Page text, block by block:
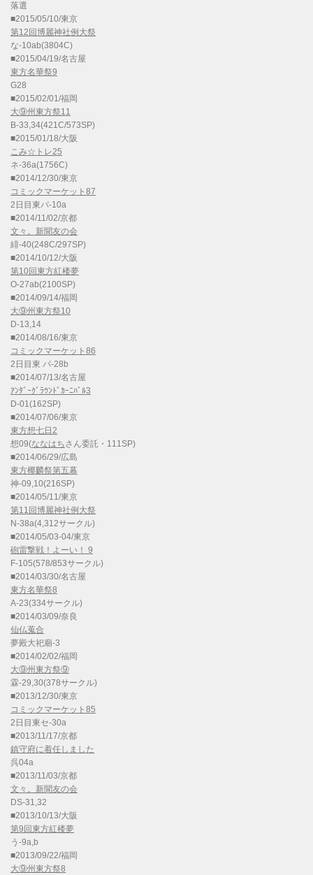
落選
■2015/05/10/東京
第12回博麗神社例大祭
な-10ab(3804C)
■2015/04/19/名古屋
東方名華祭9
G28
■2015/02/01/福岡
大⑨州東方祭11
B-33,34(421C/573SP)
■2015/01/18/大阪
こみ☆トレ25
ネ-36a(1756C)
■2014/12/30/東京
コミックマーケット87
2日目東パ-10a
■2014/11/02/京都
文々。新聞友の会
緋-40(248C/297SP)
■2014/10/12/大阪
第10回東方紅楼夢
O-27ab(2100SP)
■2014/09/14/福岡
大⑨州東方祭10
D-13,14
■2014/08/16/東京
コミックマーケット86
2日目東 パ-28b
■2014/07/13/名古屋
ｱﾝﾀﾞｰｸﾞﾗｳﾝﾄﾞｶｰﾆﾊﾞﾙ3
D-01(162SP)
■2014/07/06/東京
東方想七日2
想09(ななはちさん委託・111SP)
■2014/06/29/広島
東方椰麟祭第五幕
神-09,10(216SP)
■2014/05/11/東京
第11回博麗神社例大祭
N-38a(4,312サークル)
■2014/05/03-04/東京
砲雷撃戦！よーい！ 9
F-105(578/853サークル)
■2014/03/30/名古屋
東方名華祭8
A-23(334サークル)
■2014/03/09/奈良
仙仏蒐合
夢殿大祀廟-3
■2014/02/02/福岡
大⑨州東方祭⑨
霖-29,30(378サークル)
■2013/12/30/東京
コミックマーケット85
2日目東セ-30a
■2013/11/17/京都
鎮守府に着任しました
呉04a
■2013/11/03/京都
文々。新聞友の会
DS-31,32
■2013/10/13/大阪
第9回東方紅楼夢
う-9a,b
■2013/09/22/福岡
大⑨州東方祭8